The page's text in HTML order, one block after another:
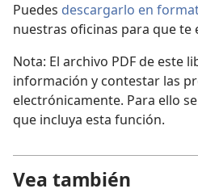
Puedes descargarlo en
nuestras oficinas para que te
Nota: El archivo PDF de este
información y contestar las
electrónicamente. Para ello
que incluya esta función.
Vea también